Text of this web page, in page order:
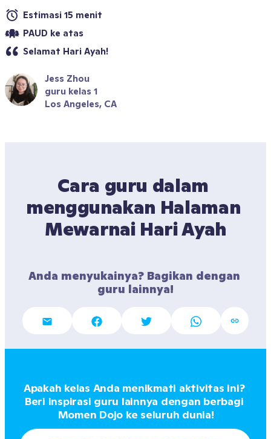
Estimasi 15 menit
PAUD ke atas
Selamat Hari Ayah!
Jess Zhou
guru kelas 1
Los Angeles, CA
Cara guru dalam
menggunakan Halaman
Mewarnai Hari Ayah
Anda menyukainya? Bagikan dengan
guru lainnya!
Apakah kelas Anda menikmati aktivitas ini?
Beri inspirasi guru lainnya dengan berbagi
Momen Dojo ke seluruh dunia!